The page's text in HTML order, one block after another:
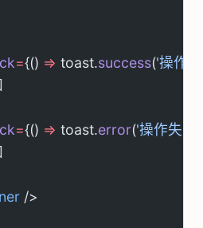
={() => toast.success('操作
={() => toast.error('操作失败
/>